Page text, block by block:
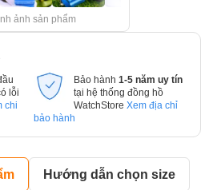
ảnh sản phẩm
lỗi
chi
Bảo hành 1-5 năm uy tín
tại hệ thống đồng hồ
WatchStore Xem địa chỉ
bảo hành
Hướng dẫn chọn size